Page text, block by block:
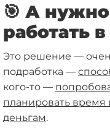
🎯 А
работать
Это решение —
подработка —
кого-то —
планировать время
деньгам.